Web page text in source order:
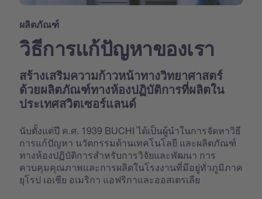
ผลิตภัณฑ์
วิธีการแก้ปัญหาของเรา
สร้างเสริมความก้าวหน้าทางวิทยาศาสตร์
ด้วยผลิตภัณฑ์ทางห้องปฏิบัติการที่ผลิตใน
ประเทศสวิตเซอร์แลนด์
นับตั้งแต่ปี ค.ศ. 1939 BUCHI ได้เป็นผู้นำในการจัดหาวิธี
การแก้ปัญหา นวัตกรรมด้านเทคโนโลยี และผลิตภัณฑ์
ทางห้องปฏิบัติการสำหรับการวิจัยและพัฒนา การ
ควบคุมคุณภาพและการผลิตในโรงงานที่มีอยู่ทั่วภูมิภาค
ยุโรป เอเชีย อเมริกา แอฟริกาและออสเตรเลีย